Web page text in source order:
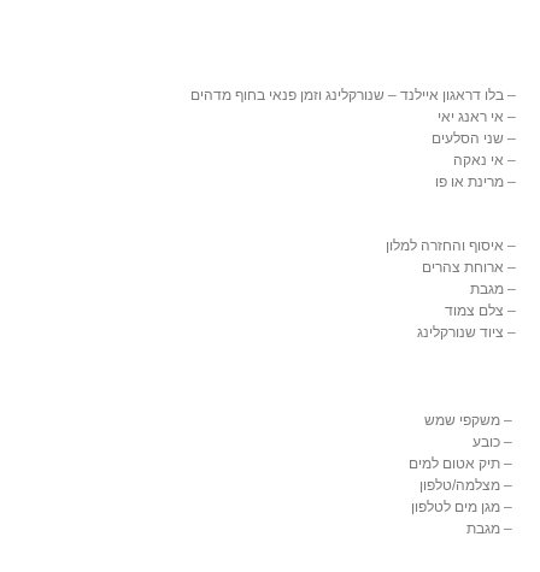
– בלו דראגון איילנד – שנורקלינג וזמן פנאי בחוף מדהים
– אי ראנג יאי
– שני הסלעים
– אי נאקה
– מרינת או פו
– איסוף והחזרה למלון
– ארוחת צהרים
– מגבת
– צלם צמוד
– ציוד שנורקלינג
– משקפי שמש
– כובע
– תיק אטום למים
– מצלמה/טלפון
– מגן מים לטלפון
– מגבת